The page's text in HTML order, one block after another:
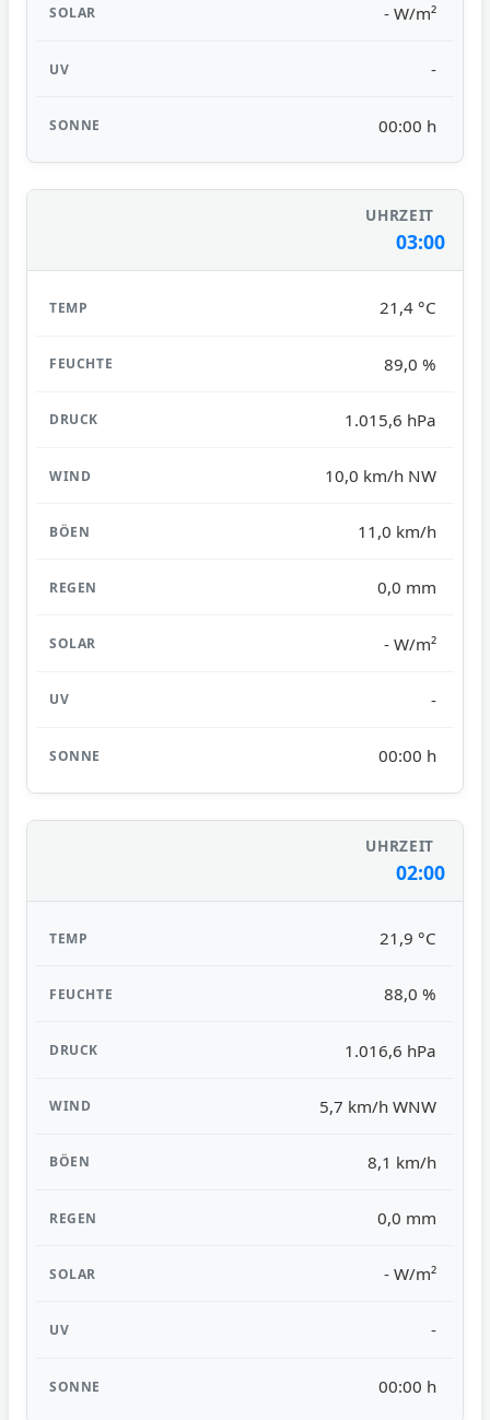
- W/m²
-
00:00 h
03:00
21,4 °C
89,0 %
1.015,6 hPa
10,0 km/h NW
11,0 km/h
0,0 mm
- W/m²
-
00:00 h
02:00
21,9 °C
88,0 %
1.016,6 hPa
5,7 km/h WNW
8,1 km/h
0,0 mm
- W/m²
-
00:00 h